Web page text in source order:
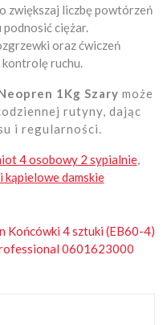
zwiększaj liczbę powtórzeń
podnosić ciężar.
oraz ćwiczeń
ruchu.
1Kg Szary może
rutyny, dając
i regularności.
4 osobowy 2 sypialnie,
kąpielowe damskie
Końcówki 4 sztuki (EB60-4)
0601623000